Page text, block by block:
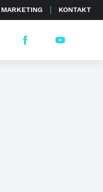
MARKETING KONTAKT